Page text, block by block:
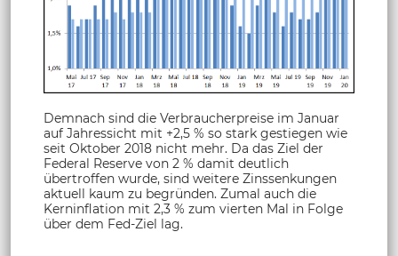
Demnach sind die Verbraucherpreise im Januar
auf Jahressicht mit +2,5 % so stark gestiegen wie
seit Oktober 2018 nicht mehr. Da das Ziel der
Federal Reserve von 2 % damit deutlich
übertroffen wurde, sind weitere Zinssenkungen
aktuell kaum zu begründen. Zumal auch die
Kerninflation mit 2,3 % zum vierten Mal in Folge
über dem Fed-Ziel lag.